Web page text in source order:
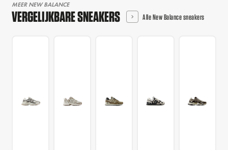
MEER NEW BALANCE
VERGELIJKBARE SNEAKERS Alle New Balance sneakers